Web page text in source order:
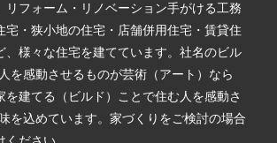
リフォーム・リノベーション手がける工務
宅・狭小地の住宅・店舗併用住宅・賃貸住
、様々な住宅を建てています。社名のビル
を感動させるものが芸術（アート）なら
を建てる（ビルド）ことで住む人を感動さ
を込めています。家づくりをご検討の場合